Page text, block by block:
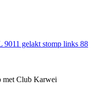
gelakt stomp links 88
met Club Karwei